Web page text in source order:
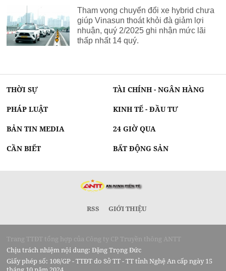
Tham vọng chuyển đổi xe hybrid chưa
giúp Vinasun thoát khỏi đà giảm lợi
nhuận, quý 2/2025 ghi nhận mức lãi
thấp nhất 14 quý.
THỜI SỰ TÀI CHÍNH - NGÂN HÀNG
PHÁP LUẬT KINH TẾ - ĐẦU TƯ
BẢN TIN MEDIA 24 GIỜ QUA
CẦN BIẾT BẤT ĐỘNG SẢN
RSS GIỚI THIỆU
Trang TTĐT tổng hợp của Công ty CP Truyền thông ANTT
Chịu trách nhiệm nội dung: Đặng Trọng Đức
Giấy phép số: 108/GP - TTĐT do Sở TT - TT tỉnh Nghệ An cấp ngày 15